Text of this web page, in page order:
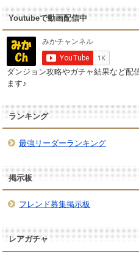
Youtubeで動画配信中
ダンジョン攻略やガチャ結果など配
ます♪
ランキング
最強リーダーランキング
掲示板
フレンド募集掲示板
レアガチャ